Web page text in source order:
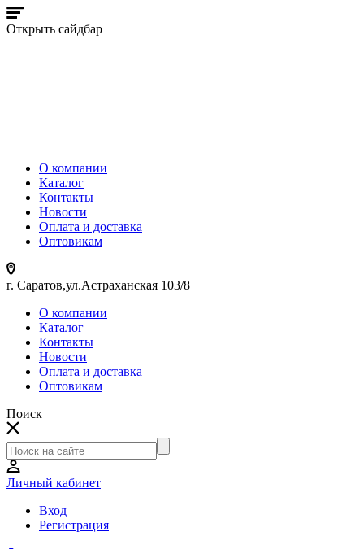
Открыть сайдбар
О компании
Каталог
Контакты
Новости
Оплата и доставка
Оптовикам
г. Саратов,ул.Астраханская 103/8
О компании
Каталог
Контакты
Новости
Оплата и доставка
Оптовикам
Поиск
Личный кабинет
Вход
Регистрация